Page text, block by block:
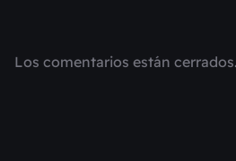
Los comentarios están cerrados.